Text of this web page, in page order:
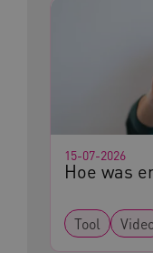
Hoe was
15-07-2026
Tool